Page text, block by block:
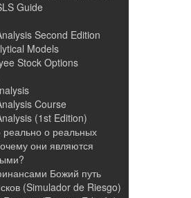
Guide
Second Edition
Models
Stock Options
Course
(1st Edition)
реально о реальных
они являются
Божий путь
(Simulador de Riesgo)